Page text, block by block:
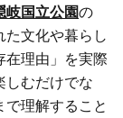
岐国立公園の
た文化や暮らし
在理由」を実際
しむだけでな
理解すること